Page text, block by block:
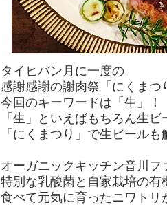
タイヒバン月に一度の
感謝感謝の謝肉祭「にくまつ
今回のキーワードは「生」！
「生」といえばもちろん生ビ
「にくまつり」で生ビール
オーガニックキッチン音川フ
特別な乳酸菌と自家栽培の有
食べて元気に育ったニワトリ